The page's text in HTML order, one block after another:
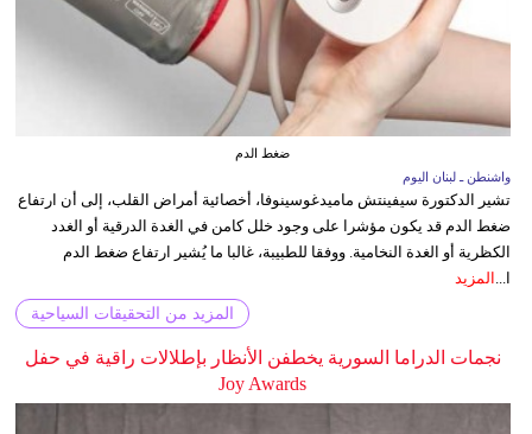
ضغط الدم
واشنطن ـ لبنان اليوم
تشير الدكتورة سيفينتش ماميدغوسينوفا، أخصائية أمراض القلب، إلى أن ارتفاع
ضغط الدم قد يكون مؤشرا على وجود خلل كامن في الغدة الدرقية أو الغدد
الكظرية أو الغدة النخامية. ووفقا للطبيبة، غالبا ما يُشير ارتفاع ضغط الدم
ا...
المزيد
المزيد من التحقيقات السياحية
نجمات الدراما السورية يخطفن الأنظار بإطلالات راقية في حفل
Joy Awards